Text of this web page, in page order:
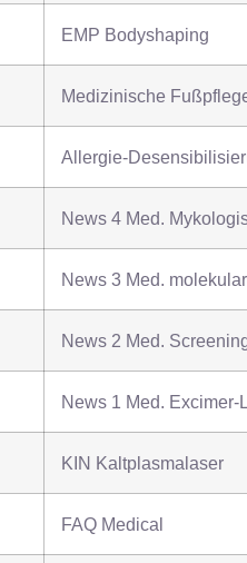
EMP Bodyshaping
Medizinische
Allergie-
News 4 Med.
News 3 Med.
News 2 Med.
News 1 Med. Excimer-
KIN Kaltplasmalaser
FAQ Medical